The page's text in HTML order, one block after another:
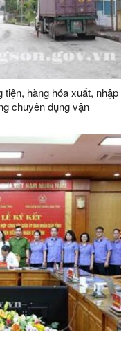
hàng hóa xuất, nhập
chuyên dụng vận
1088/2-1089 thuộc cặp
Hữu Nghị Quan (Trung